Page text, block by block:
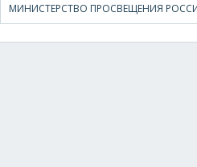
МИНИСТЕРСТВО ПРОСВЕЩЕНИЯ